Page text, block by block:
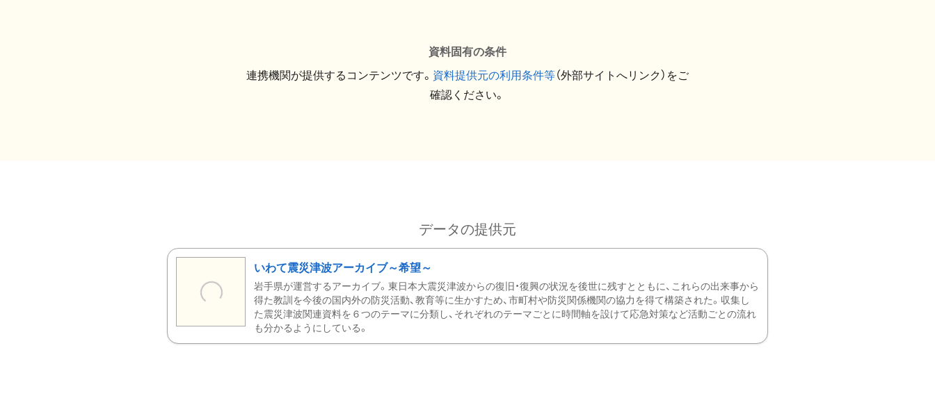
資料固有の条件
連携機関が提供するコンテンツです。 資料提供元の利用条件等（外部サイトへリンク）をご
確認ください。
データの提供元
いわて震災津波アーカイブ～希望～
岩手県が運営するアーカイブ。東日本大震災津波からの復旧・復興の状況を後世に残すとともに、これらの出来事から
得た教訓を今後の国内外の防災活動、教育等に生かすため、市町村や防災関係機関の協力を得て構築された。収集し
た震災津波関連資料を６つのテーマに分類し、それぞれのテーマごとに時間軸を設けて応急対策など活動ごとの流れ
も分かるようにしている。